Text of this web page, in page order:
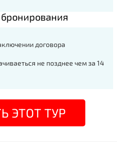
договора
не позднее чем за 14
ЭТОТ ТУР